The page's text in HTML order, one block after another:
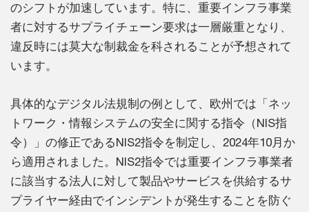
のシフトが加速しています。特に、重要インフラ事業
者に対するサプライチェーン要求は一層厳重となり、
違反時には莫大な制裁金を科されることが予想されて
います。
具体的なデジタル法規制の例として、欧州では「ネッ
トワーク・情報システムの安全に関する指令（NIS指
令）」の修正であるNIS2指令を制定し、2024年10月か
ら適用されました。NIS2指令では重要インフラ事業者
に該当する法人に対して製品やサービスを供給するサ
プライヤー経由でインシデントが発生することを防ぐ